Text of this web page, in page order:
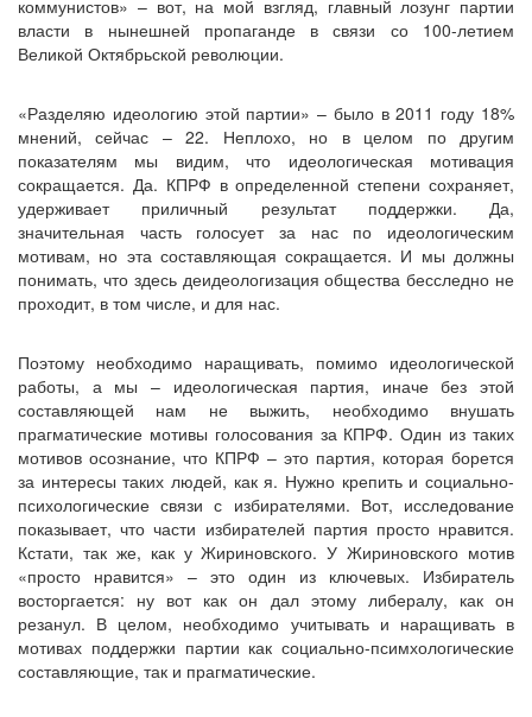
коммунистов» – вот, на мой взгляд, главный лозунг партии
власти в нынешней пропаганде в связи со 100-летием
Великой Октябрьской революции.
«Разделяю идеологию этой партии» – было в 2011 году 18%
мнений, сейчас – 22. Неплохо, но в целом по другим
показателям мы видим, что идеологическая мотивация
сокращается. Да. КПРФ в определенной степени сохраняет,
удерживает приличный результат поддержки. Да,
значительная часть голосует за нас по идеологическим
мотивам, но эта составляющая сокращается. И мы должны
понимать, что здесь деидеологизация общества бесследно не
проходит, в том числе, и для нас.
Поэтому необходимо наращивать, помимо идеологической
работы, а мы – идеологическая партия, иначе без этой
составляющей нам не выжить, необходимо внушать
прагматические мотивы голосования за КПРФ. Один из таких
мотивов осознание, что КПРФ – это партия, которая борется
за интересы таких людей, как я. Нужно крепить и социально-
психологические связи с избирателями. Вот, исследование
показывает, что части избирателей партия просто нравится.
Кстати, так же, как у Жириновского. У Жириновского мотив
«просто нравится» – это один из ключевых. Избиратель
восторгается: ну вот как он дал этому либералу, как он
резанул. В целом, необходимо учитывать и наращивать в
мотивах поддержки партии как социально-псимхологические
составляющие, так и прагматические.